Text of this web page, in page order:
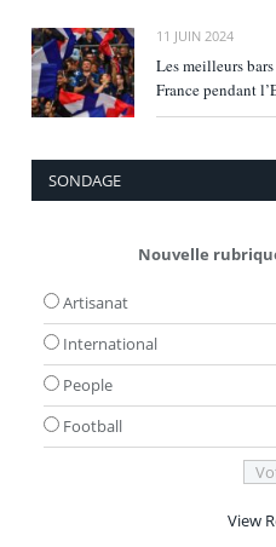
11 JUIN 2024
Les meilleurs
France pendant
SONDAGE
Nouvelle
Artisanat
International
People
Football
View